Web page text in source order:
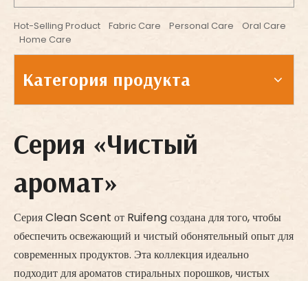
Hot-Selling Product Fabric Care Personal Care
Oral Care
Home Care
Категория продукта
Серия «Чистый
аромат»
Серия Clean Scent от Ruifeng создана для того, чтобы
обеспечить освежающий и чистый обонятельный опыт для
современных продуктов. Эта коллекция идеально
подходит для ароматов стиральных порошков, чистых